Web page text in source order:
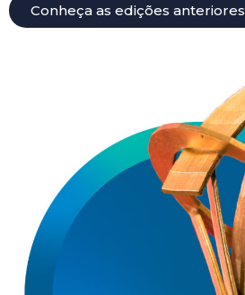
Conheça as edições anteriores